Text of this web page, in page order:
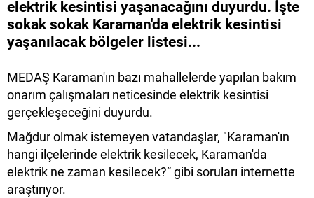
elektrik kesintisi yaşanacağını duyurdu. İşte
sokak sokak Karaman'da elektrik kesintisi
yaşanılacak bölgeler listesi...
MEDAŞ Karaman'ın bazı mahallelerde yapılan bakım
onarım çalışmaları neticesinde elektrik kesintisi
gerçekleşeceğini duyurdu.
Mağdur olmak istemeyen vatandaşlar, "Karaman'ın
hangi ilçelerinde elektrik kesilecek, Karaman'da
elektrik ne zaman kesilecek?” gibi soruları internette
araştırıyor.